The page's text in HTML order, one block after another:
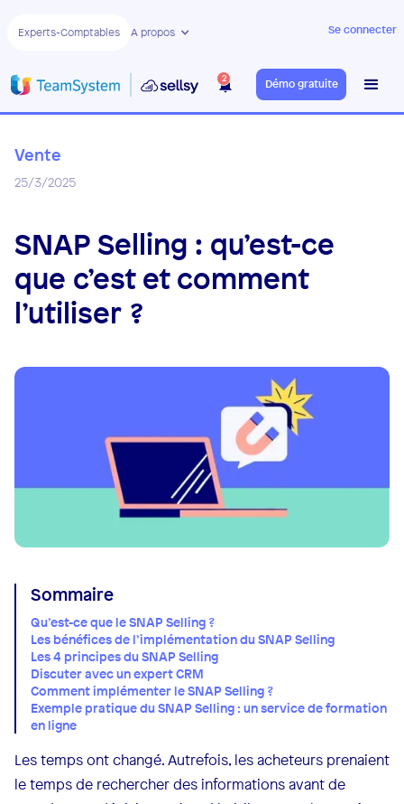
Experts-Comptables A propos Se connecter
2 Démo gratuite
Vente
25/3/2025
SNAP Selling : qu’est-ce
que c’est et comment
l’utiliser ?
Sommaire
Qu’est-ce que le SNAP Selling ?
Les bénéfices de l’implémentation du SNAP Selling
Les 4 principes du SNAP Selling
Discuter avec un expert CRM
Comment implémenter le SNAP Selling ?
Exemple pratique du SNAP Selling : un service de formation
en ligne
Les temps ont changé. Autrefois, les acheteurs prenaient
le temps de rechercher des informations avant de